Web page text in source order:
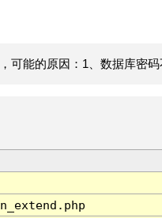
可能的原因：1、数据库密码